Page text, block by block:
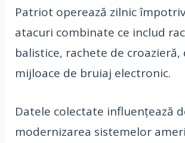
Patriot operează zilnic
atacuri combinate ce includ
balistice, rachete de croazieră,
mijloace de bruiaj electronic.
Datele colectate influențează
modernizarea sistemelor